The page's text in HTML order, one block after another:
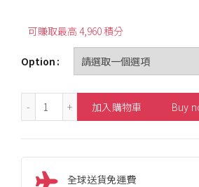
可賺取最高 4,960 積分
Option
0.60ct Clover Style Diamond
加入購物車 Buy
全球送貨免運費